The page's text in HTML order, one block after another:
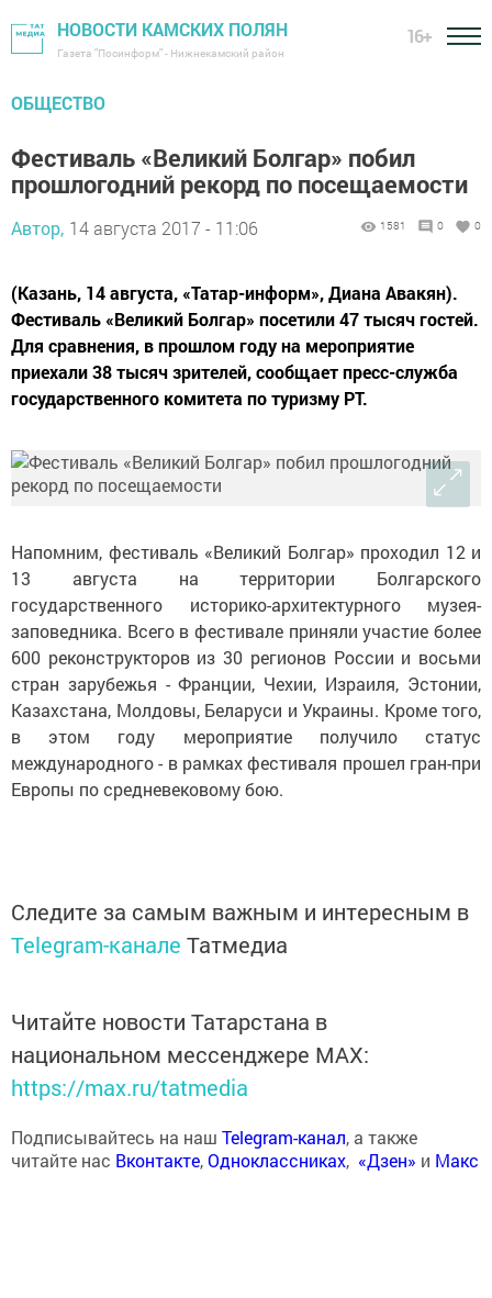
НОВОСТИ КАМСКИХ ПОЛЯН
Газета "Посинформ" - Нижнекамский район
16+
ОБЩЕСТВО
Фестиваль «Великий Болгар» побил
прошлогодний рекорд по посещаемости
Автор, 14 августа 2017 - 11:06 1581 0 0
(Казань, 14 августа, «Татар-информ», Диана Авакян).
Фестиваль «Великий Болгар» посетили 47 тысяч гостей.
Для сравнения, в прошлом году на мероприятие
приехали 38 тысяч зрителей, сообщает пресс-служба
государственного комитета по туризму РТ.
Напомним, фестиваль «Великий Болгар» проходил 12 и
13 августа на территории Болгарского
государственного историко-архитектурного музея-
заповедника. Всего в фестивале приняли участие более
600 реконструкторов из 30 регионов России и восьми
стран зарубежья - Франции, Чехии, Израиля, Эстонии,
Казахстана, Молдовы, Беларуси и Украины. Кроме того,
в этом году мероприятие получило статус
международного - в рамках фестиваля прошел гран-при
Европы по средневековому бою.
Следите за самым важным и интересным в
Telegram-канале Татмедиа
Читайте новости Татарстана в
национальном мессенджере MАХ:
https://max.ru/tatmedia
Подписывайтесь на наш Telegram-канал, а также
читайте нас Вконтакте,Одноклассниках, «Дзен» и Макс